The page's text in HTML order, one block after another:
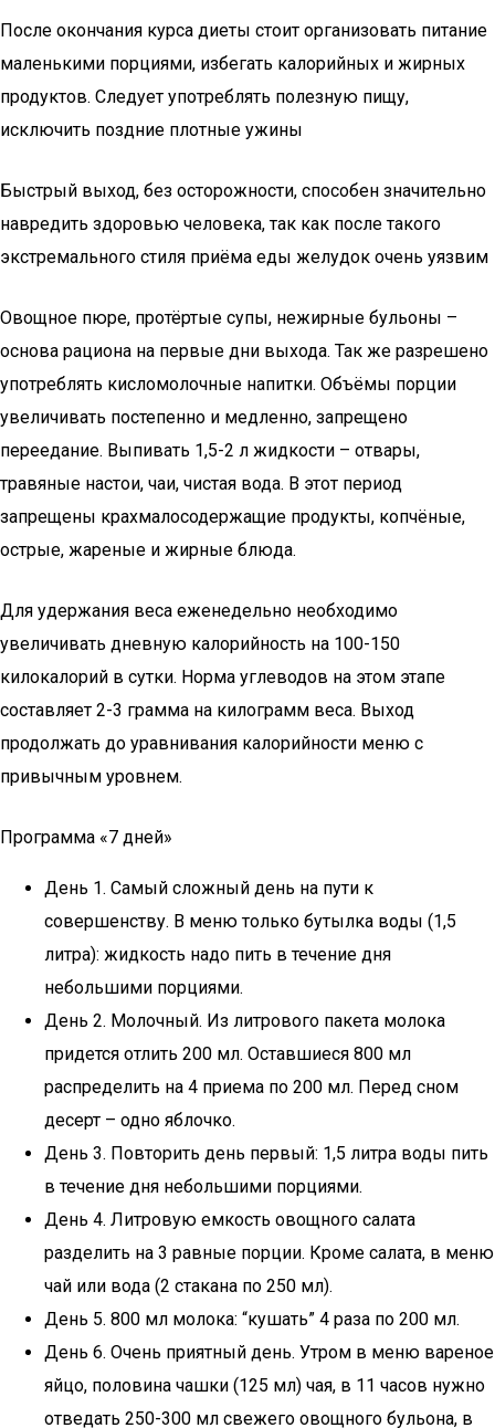
После окончания курса диеты стоит организовать питание
маленькими порциями, избегать калорийных и жирных
продуктов. Следует употреблять полезную пищу,
исключить поздние плотные ужины
Быстрый выход, без осторожности, способен значительно
навредить здоровью человека, так как после такого
экстремального стиля приёма еды желудок очень уязвим
Овощное пюре, протёртые супы, нежирные бульоны –
основа рациона на первые дни выхода. Так же разрешено
употреблять кисломолочные напитки. Объёмы порции
увеличивать постепенно и медленно, запрещено
переедание. Выпивать 1,5-2 л жидкости – отвары,
травяные настои, чаи, чистая вода. В этот период
запрещены крахмалосодержащие продукты, копчёные,
острые, жареные и жирные блюда.
Для удержания веса еженедельно необходимо
увеличивать дневную калорийность на 100-150
килокалорий в сутки. Норма углеводов на этом этапе
составляет 2-3 грамма на килограмм веса. Выход
продолжать до уравнивания калорийности меню с
привычным уровнем.
Программа «7 дней»
День 1. Самый сложный день на пути к
совершенству. В меню только бутылка воды (1,5
литра): жидкость надо пить в течение дня
небольшими порциями.
День 2. Молочный. Из литрового пакета молока
придется отлить 200 мл. Оставшиеся 800 мл
распределить на 4 приема по 200 мл. Перед сном
десерт – одно яблочко.
День 3. Повторить день первый: 1,5 литра воды пить
в течение дня небольшими порциями.
День 4. Литровую емкость овощного салата
разделить на 3 равные порции. Кроме салата, в меню
чай или вода (2 стакана по 250 мл).
День 5. 800 мл молока: “кушать” 4 раза по 200 мл.
День 6. Очень приятный день. Утром в меню вареное
яйцо, половина чашки (125 мл) чая, в 11 часов нужно
отведать 250-300 мл свежего овощного бульона, в